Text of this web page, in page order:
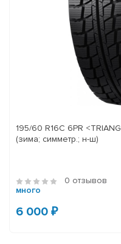
195/60 R16C 6PR
(зима; симметр.; н-ш)
0 отзывов
много
6 000 ₽